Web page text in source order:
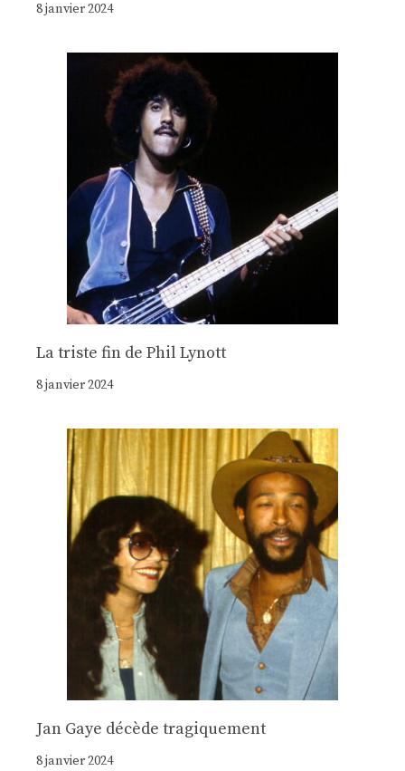
8 janvier 2024
La triste fin de Phil Lynott
8 janvier 2024
Jan Gaye décède tragiquement
8 janvier 2024